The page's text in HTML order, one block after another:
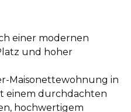
einer modernen
und hoher
Maisonettewohnung in
einem durchdachten
hochwertigem